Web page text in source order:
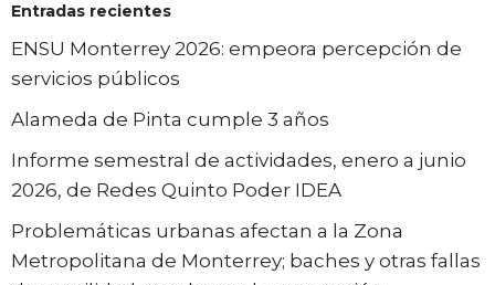
Entradas recientes
ENSU Monterrey 2026: empeora percepción de
servicios públicos
Alameda de Pinta cumple 3 años
Informe semestral de actividades, enero a junio
2026, de Redes Quinto Poder IDEA
Problemáticas urbanas afectan a la Zona
Metropolitana de Monterrey; baches y otras fallas